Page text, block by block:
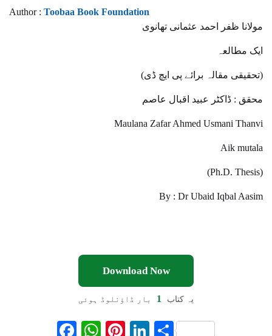
Author : Toobaa Book Foundation
مولانا ظفر احمد عثمانی تھانوی
ایک مطالعہ
(تحقیقی مقالہ برائے پی ایچ ڈی)
محقق : ڈاکٹر عبید اقبال عاصم
Maulana Zafar Ahmed Usmani Thanvi
Aik mutala
(Ph.D. Thesis)
By : Dr Ubaid Iqbal Aasim
Download Now
یہ کتاب 1 بار ڈاؤنلوڈ ہوئی
F
W
Pi Li S